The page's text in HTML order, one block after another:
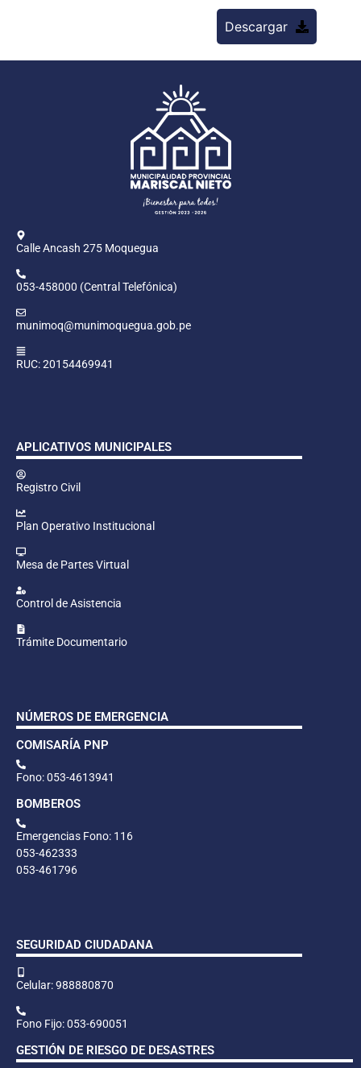
Descargar
Calle Ancash 275 Moquegua
053-458000 (Central Telefónica)
munimoq@munimoquegua.gob.pe
RUC: 20154469941
APLICATIVOS MUNICIPALES
Registro Civil
Plan Operativo Institucional
Mesa de Partes Virtual
Control de Asistencia
Trámite Documentario
NÚMEROS DE EMERGENCIA
COMISARÍA PNP
Fono: 053-4613941
BOMBEROS
Emergencias Fono: 116
053-462333
053-461796
SEGURIDAD CIUDADANA
Celular: 988880870
Fono Fijo: 053-690051
GESTIÓN DE RIESGO DE DESASTRES